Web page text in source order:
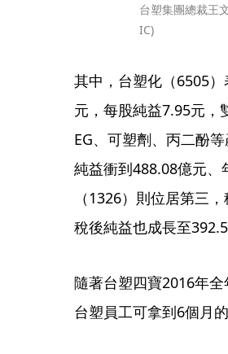
台塑集團總裁王
IC)
其中，台塑化（6505
元，每股純益7.95元，
EG、可塑劑、丙二酚
純益衝到488.08億元
（1326）則位居第三
稅後純益也成長至
隨著台塑四寶2016年
台塑員工可拿到6個月